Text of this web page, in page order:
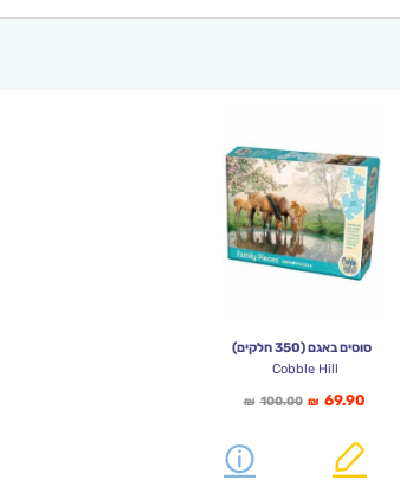
סוסים באגם (350 חלקים)
Cobble Hill
₪ 100.00המחיר
₪ 69.90המחיר